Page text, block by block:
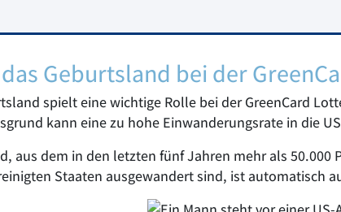
Geburtsland bei der
spielt eine wichtige Rolle bei der GreenCard
kann eine zu hohe Einwanderungsrate in die
aus dem in den letzten fünf Jahren mehr als
Staaten ausgewandert sind, ist automatisch